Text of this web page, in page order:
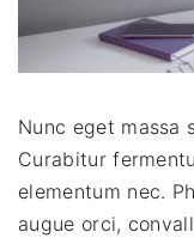
Nunc eget massa
Curabitur
elementum nec.
augue orci,